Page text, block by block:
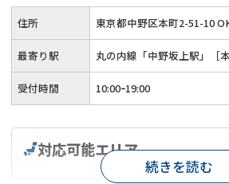
住所 東京都中野区本町2-51-10
最寄り駅 丸の内線「中野坂上駅」［
受付時間 10:00ｰ19:00
対応可能エリア
続きを読む